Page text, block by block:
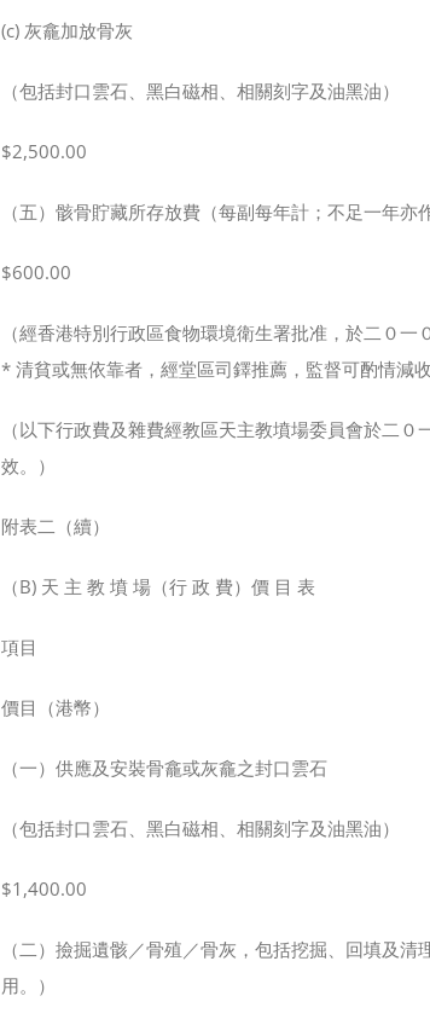
(c) 灰龕加放骨灰
（包括封口雲石、黑白磁相、相關刻字及油黑油）
$2,500.00
（五）骸骨貯藏所存放費（每副每年計；不足一年亦
$600.00
（經香港特別行政區食物環境衛生署批准，於二０一
* 清貧或無依靠者，經堂區司鐸推薦，監督可酌情減
（以下行政費及雜費經教區天主教墳場委員會於二
效。）
附表二（續）
（B) 天 主 教 墳 場（行 政 費）價 目 表
項目
價目（港幣）
（一）供應及安裝骨龕或灰龕之封口雲石
（包括封口雲石、黑白磁相、相關刻字及油黑油）
$1,400.00
（二）撿掘遺骸／骨殖／骨灰，包括挖掘、回填及
用。）